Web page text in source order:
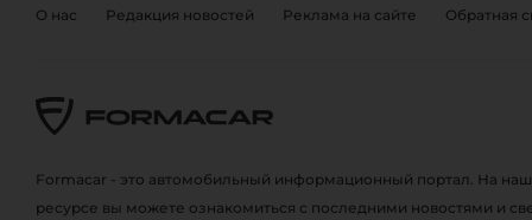
О нас Редакция новостей Реклама на сайте Обратная
Formacar - это автомобильный информационный портал. На
ресурсе вы можете ознакомиться с последними новостями и